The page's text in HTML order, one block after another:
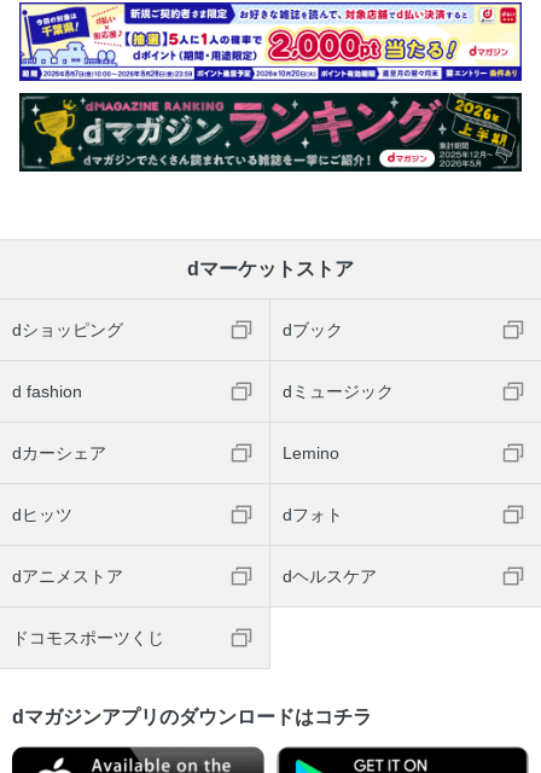
dマーケットストア
dショッピング dブック
d fashion dミュージック
dカーシェア Lemino
dヒッツ dフォト
dアニメストア dヘルスケア
ドコモスポーツくじ
dマガジンアプリのダウンロードはコチラ